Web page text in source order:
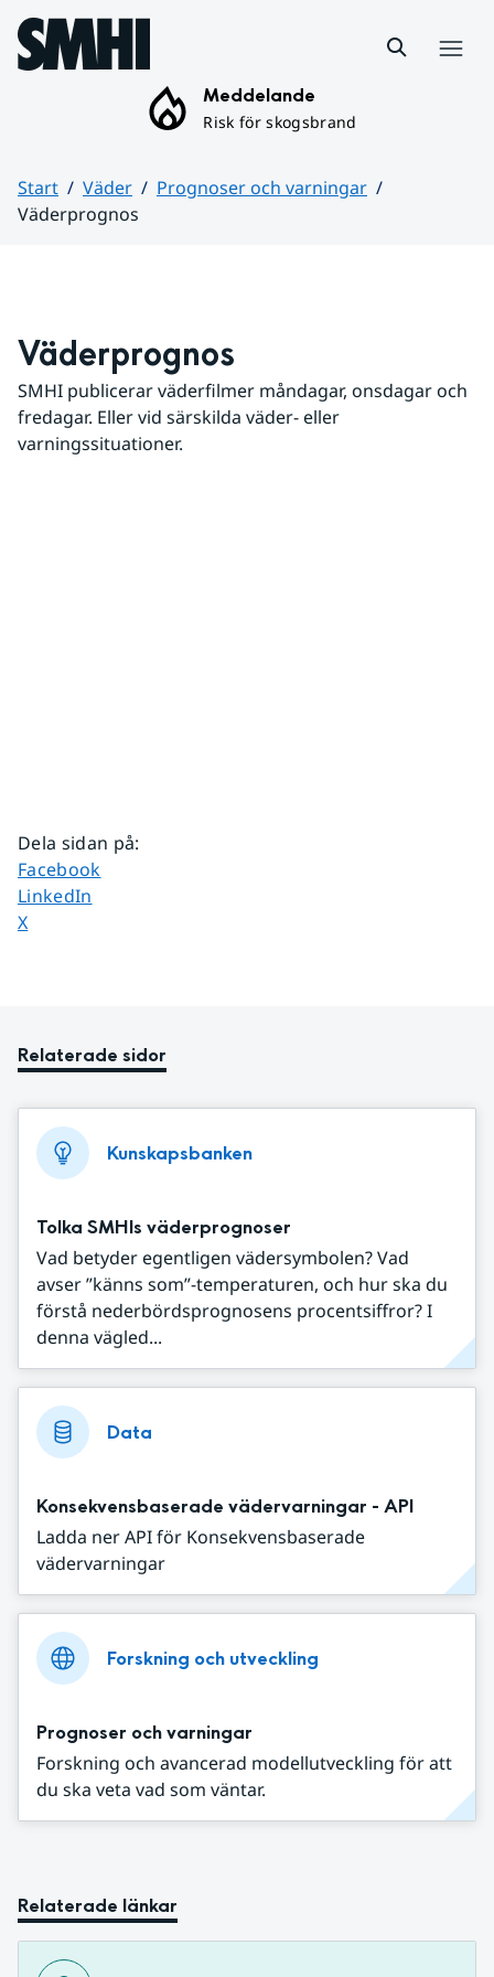
Hoppa till sidans innehåll
Meddelande
Risk för skogsbrand
Start Väder
Prognoser och varningar
Väderprognos
Väderprognos
SMHI publicerar väderfilmer måndagar, onsdagar och
fredagar. Eller vid särskilda väder- eller
varningssituationer.
Dela sidan på:
Dela sidan på
Facebook
Dela sidan på
LinkedIn
Dela sidan på
X
Relaterade sidor
Kunskapsbanken
Tolka SMHIs väderprognoser
Vad betyder egentligen vädersymbolen? Vad
avser ”känns som”-temperaturen, och hur ska du
förstå nederbördsprognosens procentsiffror? I
denna vägled...
Data
Konsekvensbaserade vädervarningar - API
Ladda ner API för Konsekvensbaserade
vädervarningar
Forskning och utveckling
Prognoser och varningar
Forskning och avancerad modellutveckling för att
du ska veta vad som väntar.
Relaterade länkar